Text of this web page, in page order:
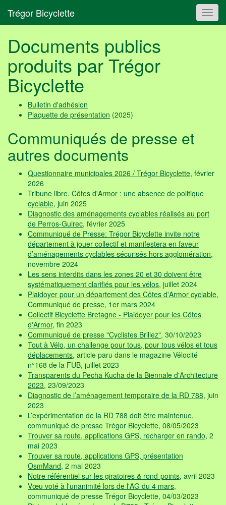
Trégor Bicyclette
Documents publics
produits par Trégor
Bicyclette
Bulletin d'adhésion
Plaquette de présentation (2025)
Communiqués de presse et
autres documents
Questionnaire municipales 2026 / Trégor Bicyclette, février
2026
Tribune libre. Côtes d'Armor : une absence de politique
cyclable, juin 2025
Diagnostic des aménagements cyclables réalisés au port
de Perros-Guirec, février 2025
Communiqué de Presse: Trégor Bicyclette invite notre
département à jouer collectif et manifestera en faveur
d’aménagements cyclables sécurisés hors agglomération,
novembre 2024
Les sens interdits dans les zones 20 et 30 doivent être
systématiquement clarifiés pour les vélos, juillet 2024
Plaidoyer pour un département des Côtes d'Armor cyclable,
Communiqué de presse, 1er mars 2024
Collectif Bicyclette Bretagne - Plaidoyer pour les Côtes
d'Armor, fin 2023
Communiqué de presse "Cyclistes Brillez", 30/10/2023
Tout à Vélo, un challenge pour tous, pour tous vélos et tous
déplacements, article paru dans le magazine Vélocité
n°168 de la FUB, juillet 2023
Transparents du Pecha Kucha de la Biennale d'Architecture
2023, 23/09/2023
Diagnostic de l’aménagement temporaire de la RD 788, juin
2023
L’expérimentation de la RD 788 doit être maintenue,
communiqué de presse Trégor Bicyclette, 08/05/2023
Trouver sa route, applications GPS, recharger en rando, 2
mai 2023
Trouver sa route, applications GPS, présentation
OsmMand, 2 mai 2023
Notre référentiel sur les giratoires & rond-points, avril 2023
Vœu voté à l'unanimité lors de l'AG du 4 mars,
communiqué de presse Trégor Bicyclette, 04/03/2023